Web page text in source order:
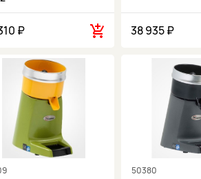
₽ 38 935 ₽
50380